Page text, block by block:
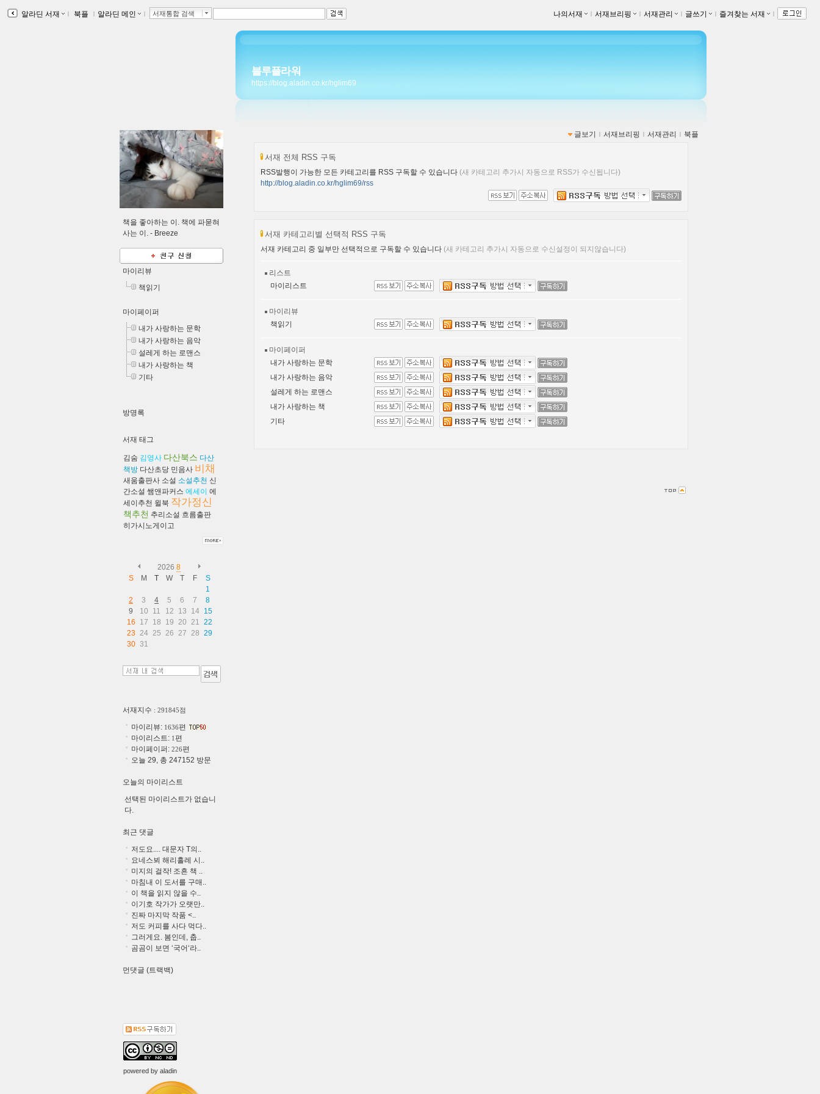
알라딘 서재 ｌ 북플 ｌ 알라딘 메인 ｌ 서재통합 검색 나의서재 ｌ 서재브리핑 ｌ 서재관리 ｌ 글쓰기 ｌ 즐겨찾는 서재 ｌ
블루플라워
https://blog.aladin.co.kr/hglim69
글보기 ｌ 서재브리핑 ｌ 서재관리 ｌ 북플
서재 전체 RSS 구독
RSS발행이 가능한 모든 카테고리를 RSS 구독할 수 있습니다 (새 카테고리 추가시 자동으로 RSS가 수신됩니다)
http://blog.aladin.co.kr/hglim69/rss
서재 카테고리별 선택적 RSS 구독
서재 카테고리 중 일부만 선택적으로 구독할 수 있습니다 (새 카테고리 추가시 자동으로 수신설정이 되지않습니다)
리스트
마이리스트
마이리뷰
책읽기
마이페이퍼
내가 사랑하는 문학
내가 사랑하는 음악
설레게 하는 로맨스
내가 사랑하는 책
기타
책을 좋아하는 이. 책에 파묻혀
사는 이. - Breeze
마이리뷰
책읽기
마이페이퍼
내가 사랑하는 문학
내가 사랑하는 음악
설레게 하는 로맨스
내가 사랑하는 책
기타
방명록
서재 태그
김숨 김영사 다산북스 다산
책방 다산초당 민음사 비채
새움출판사 소설 소설추천 신
간소설 쌤앤파커스 에세이 에
세이추천 윌북 작가정신
책추천 추리소설 흐름출판
히가시노게이고
2026 8
S
M T W T F
S
1
2
3 4 5 6 7
8
9
10 11 12 13 14
15
16
17 18 19 20 21
22
23
24 25 26 27 28 29
30 31
서재지수 : 291845점
마이리뷰: 1636편
마이리스트: 1 편
마이페이퍼: 226편
오늘 29, 총 247152 방문
오늘의 마이리스트
선택된 마이리스트가 없습니
다.
최근 댓글
저도요.... 대문자 T의..
요네스뵈 해리홀레 시..
미지의 걸작! 조흔 책 ..
마침내 이 도서를 구매..
이 책을 읽지 않을 수..
이기호 작가가 오랫만..
진짜 마지막 작품 <..
저도 커피를 사다 먹다..
그러게요. 봄인데, 춥..
곰곰이 보면 ‘국어‘라..
먼댓글 (트랙백)
powered by aladin